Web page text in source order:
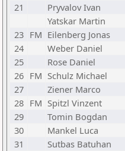
21
Pryvalov Ivan
Yatskar Martin
23 FM Eilenberg Jonas
24
Weber Daniel
25
Rose Daniel
26 FM Schulz Michael
27
Ziener Marco
28 FM Spitzl Vinzent
29
Tomin Bogdan
30
Mankel Luca
31
Sutbas Batuhan